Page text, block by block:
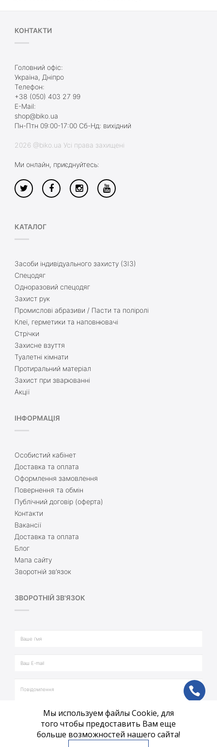
КОНТАКТИ
Головний офіс:
Україна, Дніпро
Телефон:
+38 (050) 403 27 99
E-Mail:
shop@biko.ua
Пн-Птн 09:00-17:00 Сб-Нд: вихідний
2026 @biko.ua Усі права захищені
Ми онлайн, приєднуйтесь:
КАТАЛОГ
Засоби індивідуального захисту (ЗІЗ)
Спецодяг
Одноразовий спецодяг
Захист рук
Промислові абразиви / Пасти та поліролі
Клеї, герметики та наповнювачі
Стрічки
Захисне взуття
Туалетні кімнати
Протиральний матеріал
Захист при зварюванні
Акції
ІНФОРМАЦІЯ
Особистий кабінет
Доставка та оплата
Оформлення замовлення
Повернення та обмін
Публічний договір (оферта)
Контакти
Вакансії
Доставка та оплата
Блог
Мапа сайту
Зворотній зв’язок
ЗВОРОТНІЙ ЗВ'ЯЗОК
ph
Мы используем файлы Cookie, для
того чтобы предоставить Вам еще
больше возможностей нашего сайта!